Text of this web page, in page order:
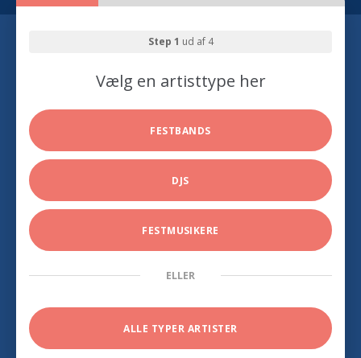
Step 1 ud af 4
Vælg en artisttype her
FESTBANDS
DJS
FESTMUSIKERE
ELLER
ALLE TYPER ARTISTER